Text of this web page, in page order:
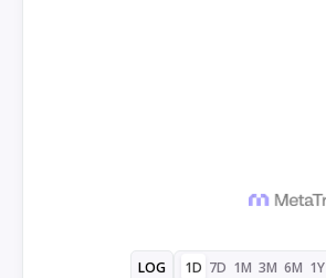
LOG 1D 7D 1M 3M 6M 1Y